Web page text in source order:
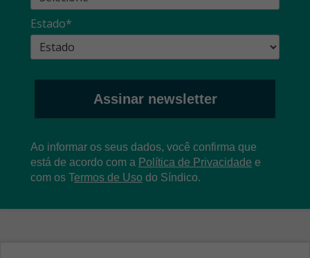
Estado*
Assinar newsletter
Ao informar os seus dados, você confirma que
está de acordo com a Política de Privacidade e
com os Termos de Uso do Síndico.